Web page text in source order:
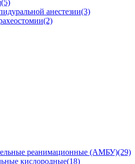
(5)
анестезии(3)
(2)
реанимационные (АМБУ)(29)
кислородные(18)